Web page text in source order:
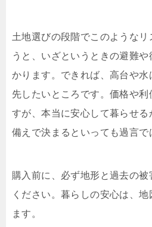
土地選びの段階でこのようなリ
うと、いざというときの避難
かります。できれば、高台や
先したいところです。価格や
すが、本当に安心して暮らせ
備えで決まるといっても過言で
購入前に、必ず地形と過去の被
ください。暮らしの安心は、
ます。